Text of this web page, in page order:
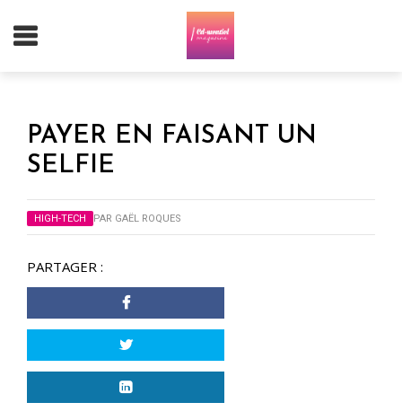
PAYER EN FAISANT UN
SELFIE
HIGH-TECH PAR GAËL ROQUES
PARTAGER :